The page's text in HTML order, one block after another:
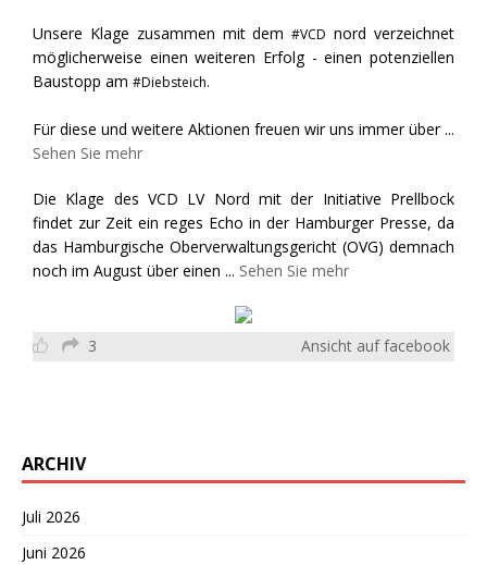
Unsere Klage zusammen mit dem#VCD nord verzeichnet
möglicherweise einen weiteren Erfolg - einen potenziellen
Baustopp am #Diebsteich.
Für diese und weitere Aktionen freuen wir uns immer über...
Sehen Sie mehr
Die Klage des VCD LV Nord mit der Initiative Prellbock
findet zur Zeit ein reges Echo in der Hamburger Presse, da
das Hamburgische Oberverwaltungsgericht (OVG) demnach
noch im August über einen ... Sehen Sie mehr
3 Ansicht auf facebook
ARCHIV
Juli 2026
Juni 2026